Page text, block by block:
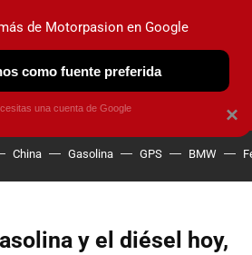
OBSERVATORIO
China Gasolina GPS BMW
y el diésel hoy,
×
de Motorpasion en Google
como fuente preferida
una cuenta de Google